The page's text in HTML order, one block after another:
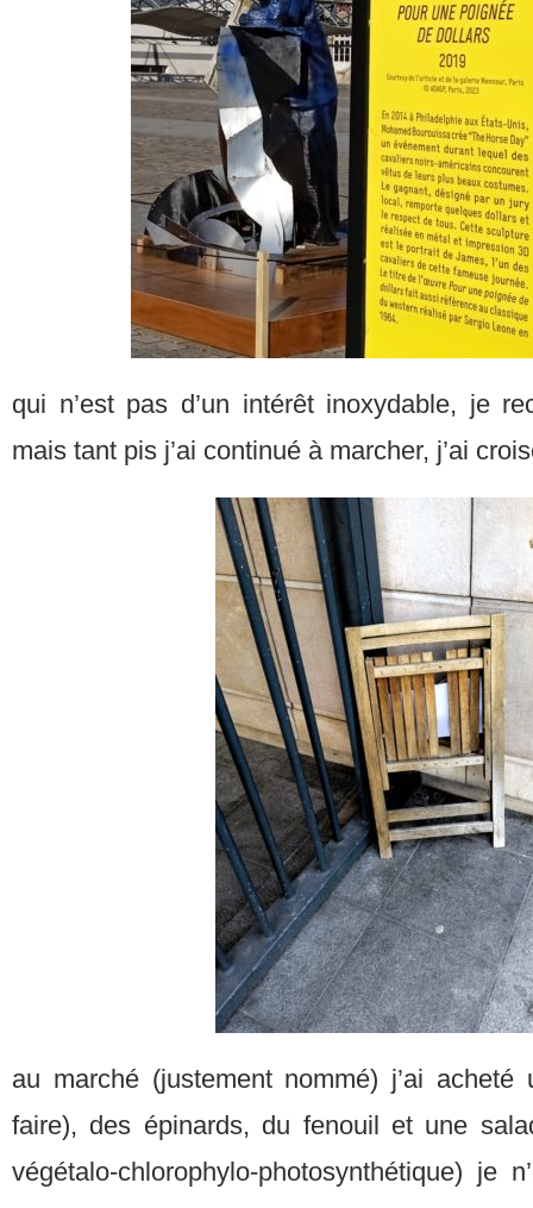
qui n’est pas d’un intérêt inoxydable, je
mais tant pis j’ai continué à marcher, j’ai
au marché (justement nommé) j’ai
faire), des épinards, du fenouil et une
végétalo-chlorophylo-photosynthétique) je